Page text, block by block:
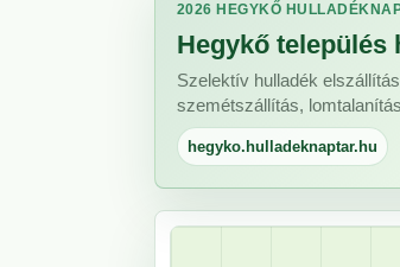
2026 HEGYKŐ
Hegykő
Szelektív hulladék
szemétszállítás,
hegyko.hulladeknaptar.hu